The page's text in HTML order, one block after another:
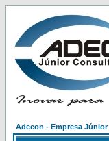
Adecon - Empresa